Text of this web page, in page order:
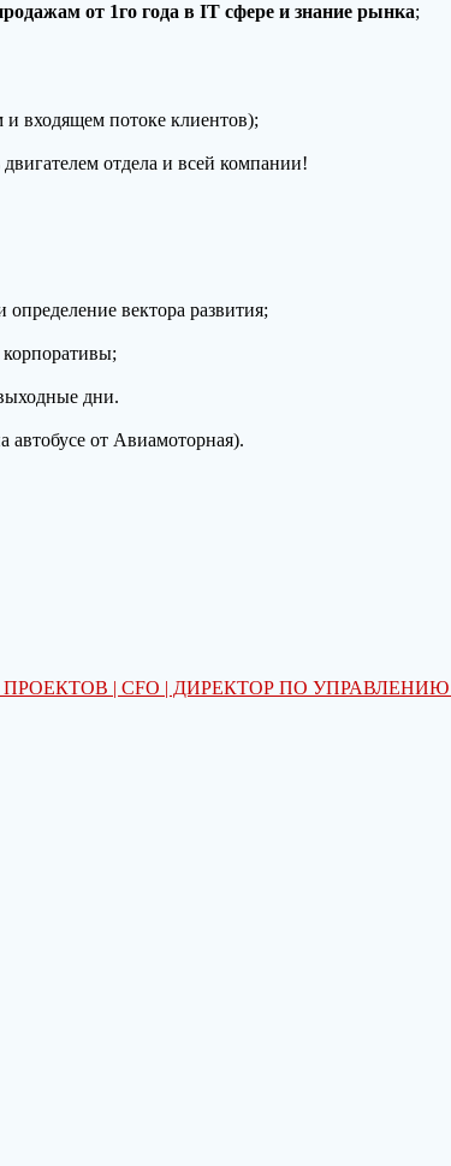
от 1го года в IT сфере и знание рынка;
входящем потоке клиентов);
отдела и всей компании!
вектора развития;
дни.
от Авиамоторная).
| CFO | ДИРЕКТОР ПО